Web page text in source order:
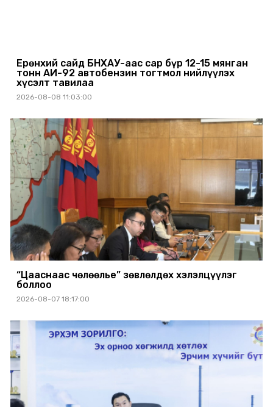
Ерөнхий сайд БНХАУ-аас сар бүр 12-15 мянган
тонн АИ-92 автобензин тогтмол нийлүүлэх
хүсэлт тавилаа
2026-08-08 11:03:00
“Цааснаас чөлөөлье” зөвлөлдөх хэлэлцүүлэг
боллоо
2026-08-07 18:17:00